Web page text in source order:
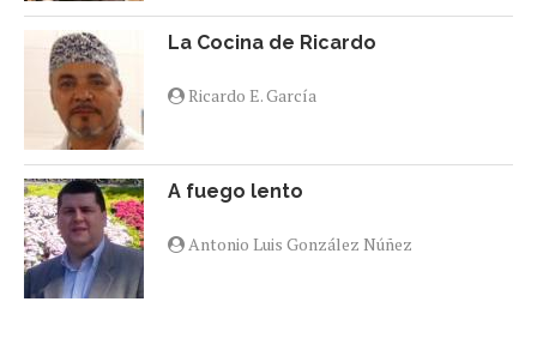
La Cocina de Ricardo
Ricardo E. García
A fuego lento
Antonio Luis González Núñez